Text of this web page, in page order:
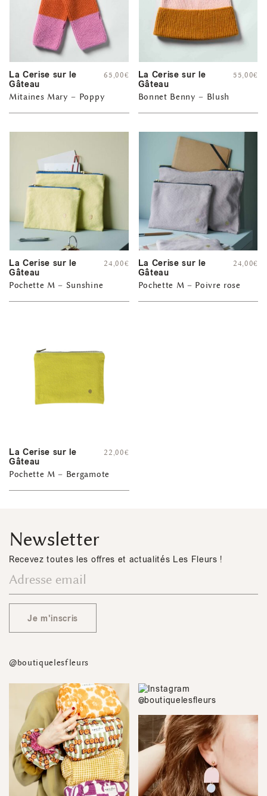
La Cerise sur le
Gâteau
Mitaines Mary – Poppy
65,00€
La Cerise sur le
Gâteau
Bonnet Benny – Blush
55,00€
La Cerise sur le
Gâteau
Pochette M – Sunshine
24,00€
La Cerise sur le
Gâteau
Pochette M – Poivre rose
24,00€
La Cerise sur le
Gâteau
Pochette M – Bergamote
22,00€
Newsletter
Recevez toutes les offres et actualités Les Fleurs !
Je m'inscris
@boutiquelesfleurs